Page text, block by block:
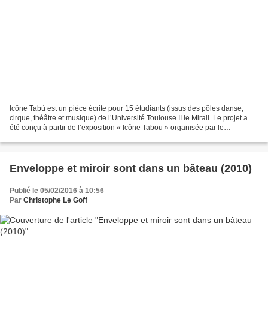
Icône Tabù est un pièce écrite pour 15 étudiants (issus des pôles danse,
cirque, théâtre et musique) de l’Université Toulouse II le Mirail. Le projet a
été conçu à partir de l’exposition « Icône Tabou » organisée par le
Enveloppe et miroir sont dans un bâteau (2010)
Publié le 05/02/2016 à 10:56
Par Christophe Le Goff